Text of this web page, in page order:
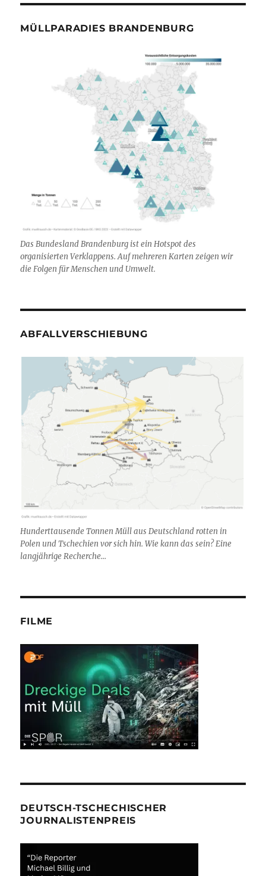
MÜLLPARADIES BRANDENBURG
Das Bundesland Brandenburg ist ein Hotspot des
organisierten Verklappens. Auf mehreren Karten zeigen wir
die Folgen für Menschen und Umwelt.
ABFALLVERSCHIEBUNG
Hunderttausende Tonnen Müll aus Deutschland rotten in
Polen und Tschechien vor sich hin. Wie kann das sein? Eine
langjährige Recherche...
FILME
DEUTSCH-TSCHECHISCHER
JOURNALISTENPREIS